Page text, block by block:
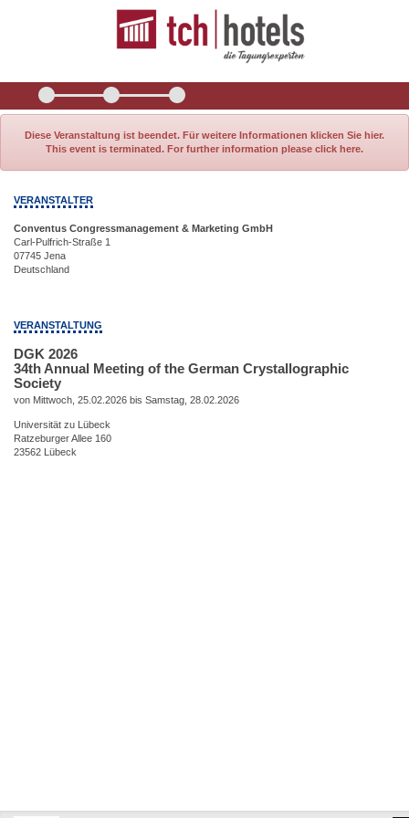
Diese Veranstaltung ist beendet. Für weitere Informationen klicken Sie hier.
This event is terminated. For further information please click here.
VERANSTALTER
Conventus Congressmanagement & Marketing GmbH
Carl-Pulfrich-Straße 1
07745 Jena
Deutschland
VERANSTALTUNG
DGK 2026
34th Annual Meeting of the German Crystallographic
Society
von Mittwoch, 25.02.2026 bis Samstag, 28.02.2026
Universität zu Lübeck
Ratzeburger Allee 160
23562 Lübeck